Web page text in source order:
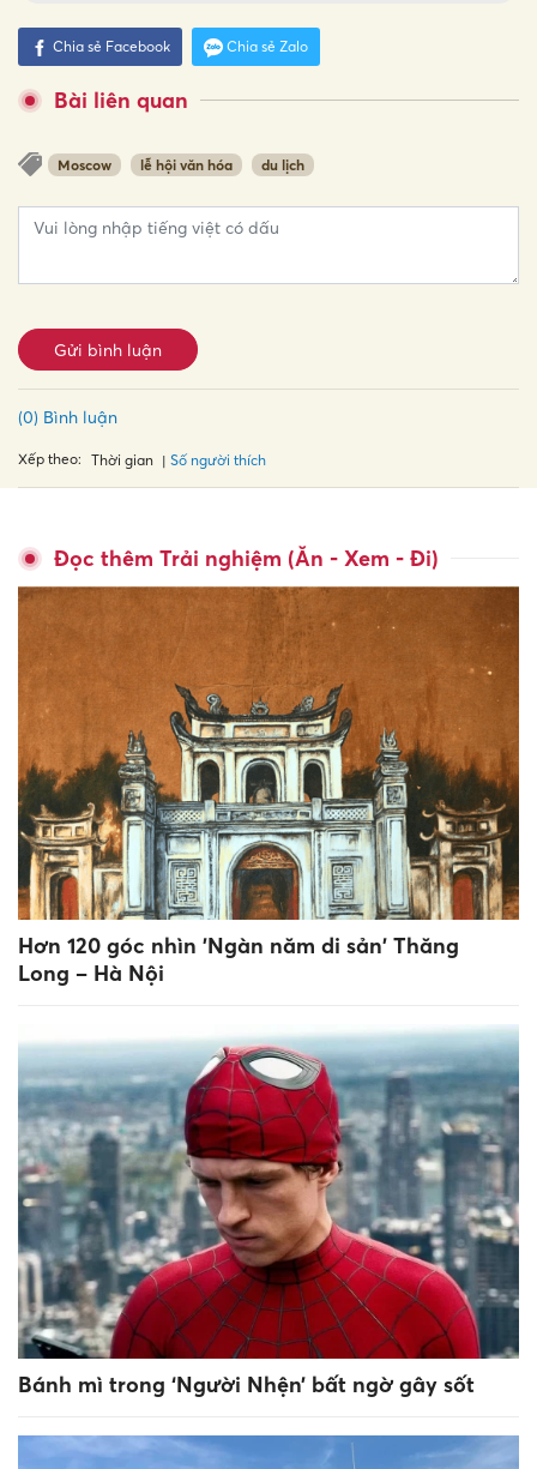
Chia sẻ Facebook Chia sẻ Zalo
Bài liên quan
Moscow lễ hội văn hóa du lịch
Gửi bình luận
(0) Bình luận
Xếp theo: Thời gian Số người thích
Đọc thêm Trải nghiệm (Ăn - Xem - Đi)
Hơn 120 góc nhìn 'Ngàn năm di sản' Thăng
Long – Hà Nội
Bánh mì trong ‘Người Nhện’ bất ngờ gây sốt